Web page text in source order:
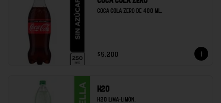
Coca cola zero de 400 ml.
$5.200
H20
H20 lima-limón.